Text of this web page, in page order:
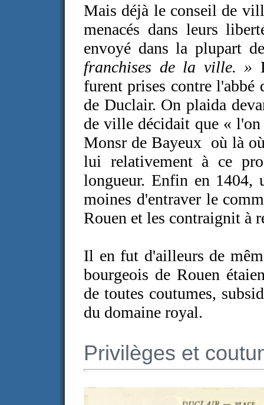
Mais déjà le conseil de
menacés dans leurs
envoyé dans la plupart
franchises de la ville. »
furent prises contre l'abbé
de Duclair. On plaida
de ville décidait que «
Monsr de Bayeux où là
lui relativement à ce
longueur. Enfin en 1404,
moines d'entraver le
Rouen et les contraignit à
Il en fut d'ailleurs de
bourgeois de Rouen
de toutes coutumes,
du domaine royal.
Privilèges et